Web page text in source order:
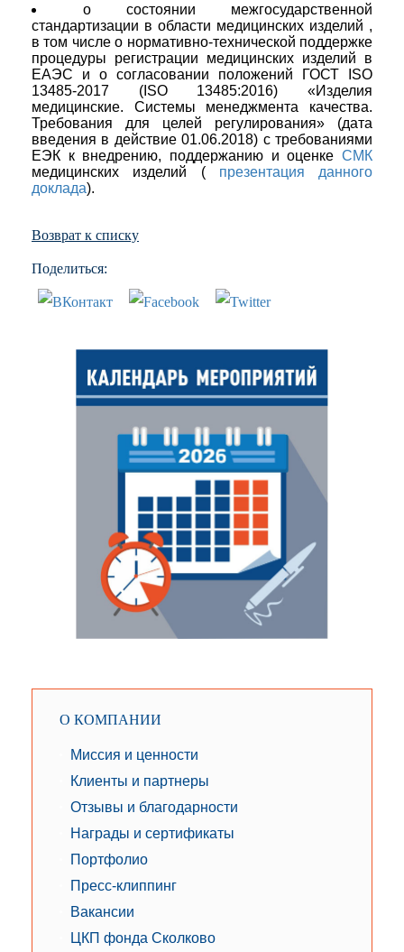
о состоянии межгосударственной
стандартизации в области медицинских изделий ,
в том числе о нормативно-технической поддержке
процедуры регистрации медицинских изделий в
ЕАЭС и о согласовании положений ГОСТ ISO
13485-2017 (ISO 13485:2016) «Изделия
медицинские. Системы менеджмента качества.
Требования для целей регулирования» (дата
введения в действие 01.06.2018) c требованиями
ЕЭК к внедрению, поддержанию и оценке СМК
медицинских изделий (презентация данного
доклада).
Возврат к списку
Поделиться:
О КОМПАНИИ
Миссия и ценности
Клиенты и партнеры
Отзывы и благодарности
Награды и сертификаты
Портфолио
Пресс-клиппинг
Вакансии
ЦКП фонда Сколково